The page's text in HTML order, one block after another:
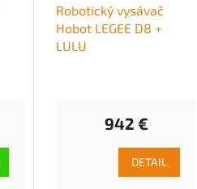
Robotický vysávač
Hobot LEGEE D8 +
LULU
942 €
DETAIL